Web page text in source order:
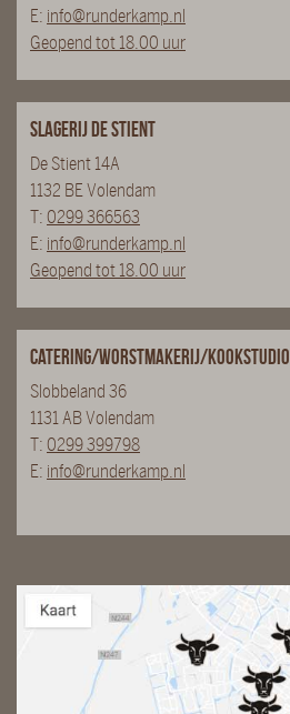
E: info@runderkamp.nl
Geopend tot 18.00 uur
Slagerij De Stient
De Stient 14A
1132 BE Volendam
T: 0299 366563
E: info@runderkamp.nl
Geopend tot 18.00 uur
Catering/Worstmakerij/Kookstudio
Slobbeland 36
1131 AB Volendam
T: 0299 399798
E: info@runderkamp.nl